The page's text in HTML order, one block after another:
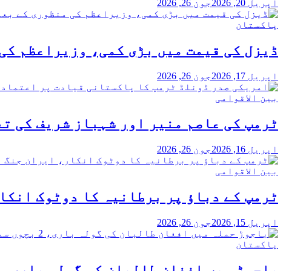
اپریل 20, 2026 جون 26, 2026
پاکستان
ڈیزل کی قیمت میں بڑی کمی، وزیراعظم
اپریل 17, 2026 جون 26, 2026
بین الاقوامی
ٹرمپ کی عاصم منیر اور شہباز شریف کی
اپریل 16, 2026 جون 26, 2026
بین الاقوامی
ٹرمپ کے دباؤ پر برطانیہ کا دوٹوک
اپریل 15, 2026 جون 26, 2026
پاکستان